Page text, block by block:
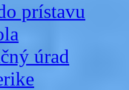
prístavu
úrad